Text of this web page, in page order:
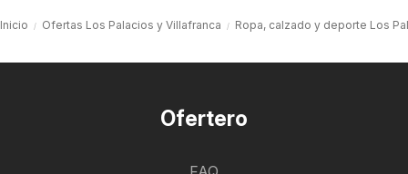
Inicio Ofertas Los Palacios y Villafranca Ropa, calzado y deporte Los
Ofertero